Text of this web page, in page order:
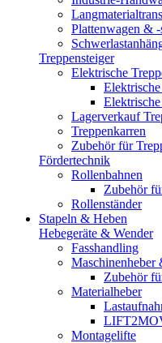
Plattenwagen & -
Treppensteiger
Elektrische
Lagerverkauf
Treppenkarren
Zubehör für
Fördertechnik
Rollenbahnen
Zubehör
Rollenständer
Stapeln & Heben
Hebegeräte & Wender
Fasshandling
Maschinenheber
Zubehör
Materialheber
Montagelifte